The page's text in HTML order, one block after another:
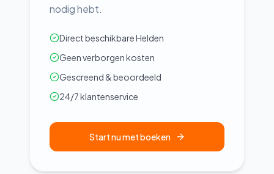
nodig hebt.
Direct beschikbare Helden
Geen verborgen kosten
Gescreend & beoordeeld
24/7 klantenservice
Start nu met boeken